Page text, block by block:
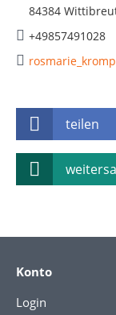
84384
+49857491028
teilen
Konto
Login